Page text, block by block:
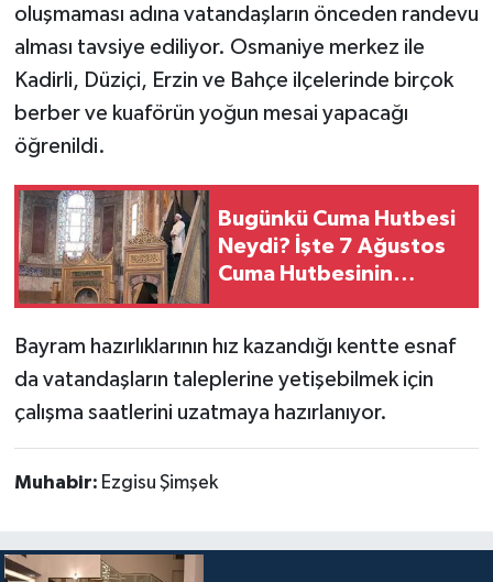
oluşmaması adına vatandaşların önceden randevu
alması tavsiye ediliyor. Osmaniye merkez ile
Kadirli, Düziçi, Erzin ve Bahçe ilçelerinde birçok
berber ve kuaförün yoğun mesai yapacağı
öğrenildi.
Bugünkü Cuma Hutbesi
Neydi? İşte 7 Ağustos
Cuma Hutbesinin
Bayram hazırlıklarının hız kazandığı kentte esnaf
da vatandaşların taleplerine yetişebilmek için
çalışma saatlerini uzatmaya hazırlanıyor.
Muhabir: Ezgisu Şimşek